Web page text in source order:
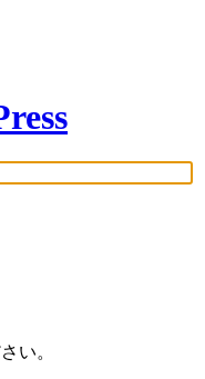
い。